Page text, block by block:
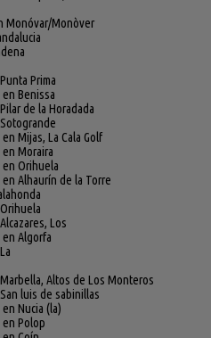
Monóvar/Monòver
Prima
Benissa
de la Horadada
Mijas, La Cala Golf
Moraira
Orihuela
Alhaurín de la Torre
Los
Algorfa
Altos de Los Monteros
luis de sabinillas
Nucia (la)
Polop